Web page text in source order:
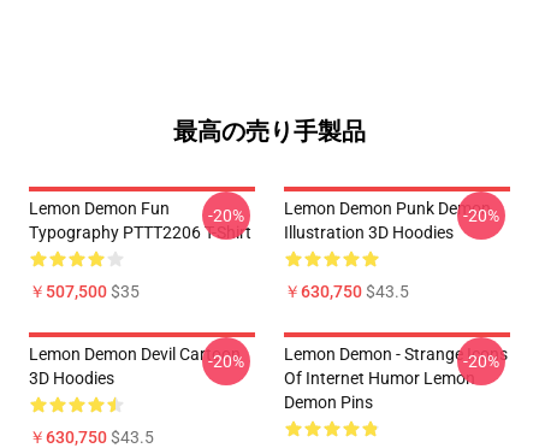
最高の売り手製品
Lemon Demon Fun
Typography PTTT2206 T-Shirt
￥507,500$35
-20%
Lemon Demon Punk Demon
Illustration 3D Hoodies
￥630,750$43.5
-20%
Lemon Demon Devil Cartoon
3D Hoodies
￥630,750$43.5
-20%
Lemon Demon - Strange Icons
Of Internet Humor Lemon
Demon Pins
-20%